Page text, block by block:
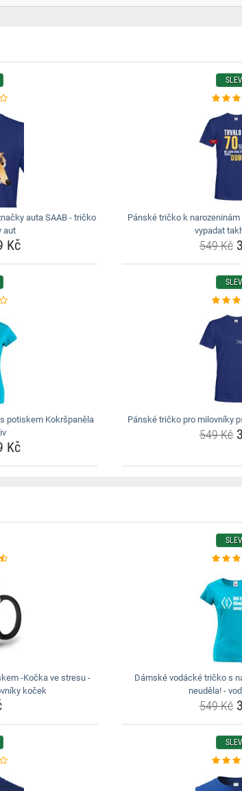
auta SAAB - tričko
aut
Kč
Pánské tričko k
vypadat
549 Kč
potiskem Kokršpaněla
Kč
Pánské tričko pro milovníky
549 Kč
-Kočka ve stresu -
koček
Dámské vodácké tričko s
neuděla! -
549 Kč